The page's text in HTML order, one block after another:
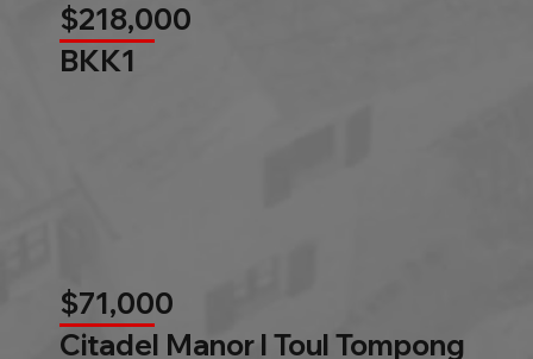
$218,000
BKK1
$71,000
Citadel Manor l Toul Tompong